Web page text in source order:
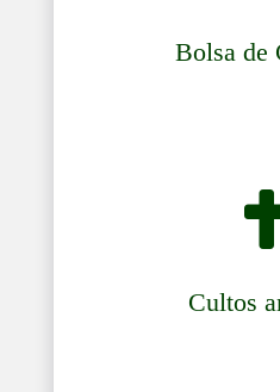
Bolsa de
Cultos